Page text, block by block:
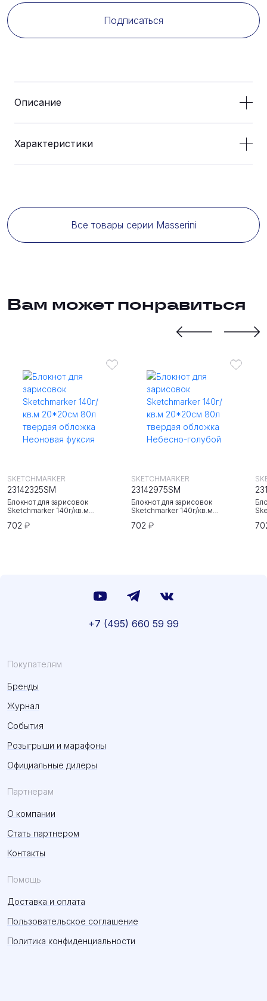
Подписаться
Описание
Характеристики
Все товары серии Masserini
Вам может понравиться
702 ₽
Блокнот для зарисовок
Sketchmarker 140г/кв.м
Неоновая фуксия
SKETCHMARKER
23142325SM
702 ₽
Блокнот для зарисовок
Sketchmarker 140г/кв.м
Небесно-голубой
SKETCHMARKER
23142975SM
Покупателям
Бренды
Журнал
События
Розыгрыши и марафоны
Официальные дилеры
Партнерам
О компании
Стать партнером
Контакты
Помощь
Доставка и оплата
Пользовательское соглашение
Политика конфиденциальности
+7 (495) 660 59 99